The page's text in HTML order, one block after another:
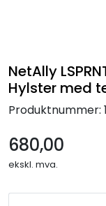
NetAlly
Hylster med
Produktnummer:
680,00
ekskl. mva.
Navigasjon &
Maskinvern &
Tilbehør
Kampanjer